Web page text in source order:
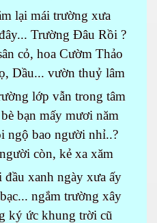
lại mái trường xưa
Trường Đâu Rồi ?
cỏ, hoa Cườm Thảo
Dầu... vườn thuỷ lâm
lớp vẫn trong tâm
bạn mấy mươi năm
ngộ bao người nhỉ..?
còn, kẻ xa xăm
đầu xanh ngày xưa ấy
ngắm trường xây
ký ức khung trời cũ